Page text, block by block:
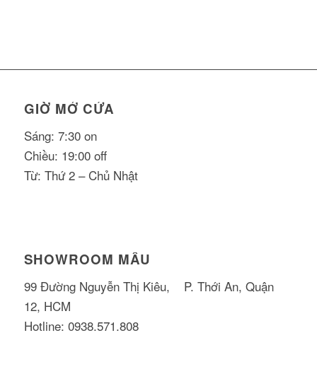
GIỜ MỞ CỬA
Sáng: 7:30 on
Chiều: 19:00 off
Từ: Thứ 2 – Chủ Nhật
SHOWROOM MẪU
99 Đường Nguyễn Thị Kiêu, P. Thới An, Quận
12, HCM
Hotline: 0938.571.808